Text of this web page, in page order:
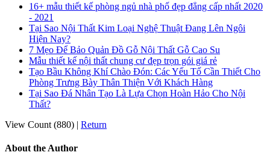
16+ mẫu thiết kế phòng ngủ nhà phố đẹp đẳng cấp nhất 2020
- 2021
Tại Sao Nội Thất Kim Loại Nghệ Thuật Đang Lên Ngôi
Hiện Nay?
7 Mẹo Để Bảo Quản Đồ Gỗ Nội Thất Gỗ Cao Su
Mẫu thiết kế nội thất chung cư đẹp trọn gói giá rẻ
Tạo Bầu Không Khí Chào Đón: Các Yếu Tố Cần Thiết Cho
Phòng Trưng Bày Thân Thiện Với Khách Hàng
Tại Sao Đá Nhân Tạo Là Lựa Chọn Hoàn Hảo Cho Nội
Thất?
View Count (880) | Return
About the Author